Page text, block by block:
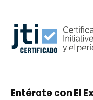
Entérate con El